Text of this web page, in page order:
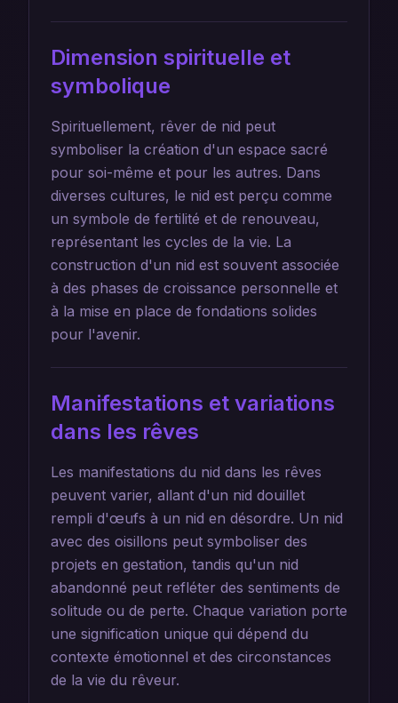
Dimension spirituelle et
symbolique
Spirituellement, rêver de nid peut
symboliser la création d'un espace sacré
pour soi-même et pour les autres. Dans
diverses cultures, le nid est perçu comme
un symbole de fertilité et de renouveau,
représentant les cycles de la vie. La
construction d'un nid est souvent associée
à des phases de croissance personnelle et
à la mise en place de fondations solides
pour l'avenir.
Manifestations et variations
dans les rêves
Les manifestations du nid dans les rêves
peuvent varier, allant d'un nid douillet
rempli d'œufs à un nid en désordre. Un nid
avec des oisillons peut symboliser des
projets en gestation, tandis qu'un nid
abandonné peut refléter des sentiments de
solitude ou de perte. Chaque variation porte
une signification unique qui dépend du
contexte émotionnel et des circonstances
de la vie du rêveur.